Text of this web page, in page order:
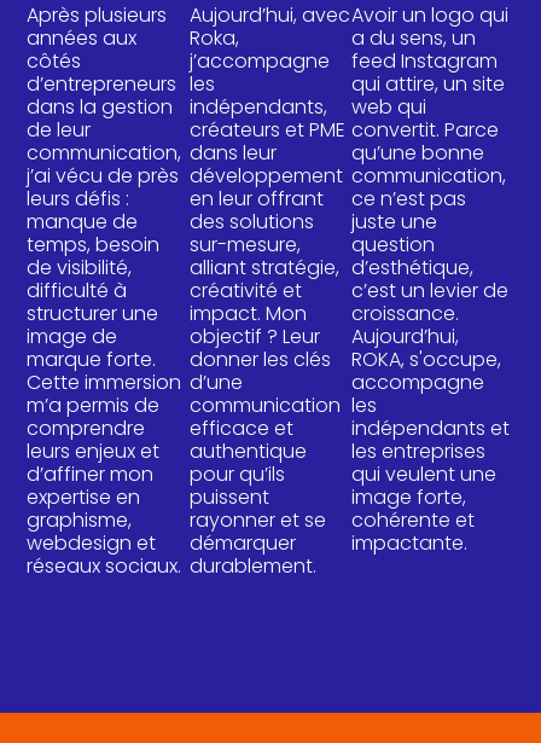
Après plusieurs
années aux
côtés
d’entrepreneurs
dans la gestion
de leur
communication,
j’ai vécu de près
leurs défis :
manque de
temps, besoin
de visibilité,
difficulté à
structurer une
image de
marque forte.
Cette immersion
m’a permis de
comprendre
leurs enjeux et
d’affiner mon
expertise en
graphisme,
webdesign et
réseaux sociaux.
Aujourd’hui, avec
Roka,
j’accompagne
les
indépendants,
créateurs et PME
dans leur
développement
en leur offrant
des solutions
sur-mesure,
alliant stratégie,
créativité et
impact. Mon
objectif ? Leur
donner les clés
d’une
communication
efficace et
authentique
pour qu’ils
puissent
rayonner et se
démarquer
durablement.
Avoir un logo qui
a du sens, un
feed Instagram
qui attire, un site
web qui
convertit. Parce
qu’une bonne
communication,
ce n’est pas
juste une
question
d’esthétique,
c’est un levier de
croissance.
Aujourd’hui,
ROKA, s'occupe,
accompagne
les
indépendants et
les entreprises
qui veulent une
image forte,
cohérente et
impactante.